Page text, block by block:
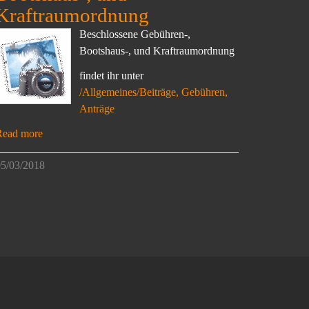
Beschlossene Gebühren-,
Bootshaus-, und Kraftraumordnung
findet ihr unter
/Allgemeines/Beiträge, Gebühren,
Anträge
more
03/2018